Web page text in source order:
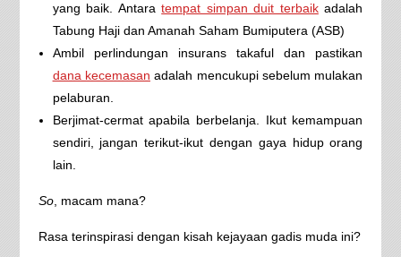
yang baik. Antaratempat simpan duit terbaikadalah
Tabung Haji dan Amanah Saham Bumiputera (ASB)
Ambil perlindungan insurans takaful dan pastikan
dana kecemasan adalah mencukupi sebelum mulakan
pelaburan.
Berjimat-cermat apabila berbelanja. Ikut kemampuan
sendiri, jangan terikut-ikut dengan gaya hidup orang
lain.
So, macam mana?
Rasa terinspirasi dengan kisah kejayaan gadis muda ini?